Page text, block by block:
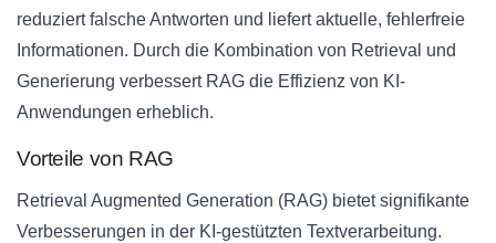
reduziert falsche Antworten und liefert aktuelle, fehlerfreie
Informationen. Durch die Kombination von Retrieval und
Generierung verbessert RAG die Effizienz von KI-
Anwendungen erheblich.
Vorteile von RAG
Retrieval Augmented Generation (RAG) bietet signifikante
Verbesserungen in der KI-gestützten Textverarbeitung.